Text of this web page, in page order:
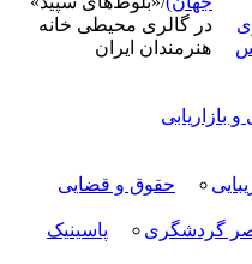
و بازاریابی
حقوق و قضایی
گردشگری
پاسینیک
در گالری محیطی خانه
هنرمندان ایران